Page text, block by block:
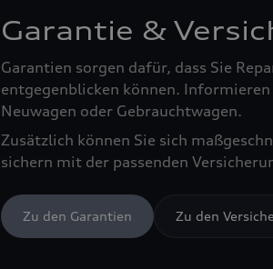
Garantie &
Garantien sorgen dafür, dass Sie
entgegenblicken können.
Neuwagen oder Gebrauchtwagen.
Zusätzlich können Sie sich
sichern mit der passenden
Zu den Garantien Zu den